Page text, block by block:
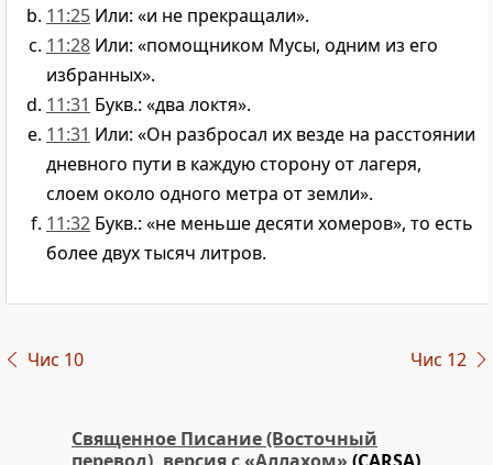
11:25 Или: «и не прекращали».
11:28 Или: «помощником Мусы, одним из его
избранных».
11:31 Букв.: «два локтя».
11:31 Или: «Он разбросал их везде на расстоянии
дневного пути в каждую сторону от лагеря,
слоем около одного метра от земли».
11:32 Букв.: «не меньше десяти хомеров», то есть
более двух тысяч литров.
Чис 10 Чис 12
Священное Писание (Восточный